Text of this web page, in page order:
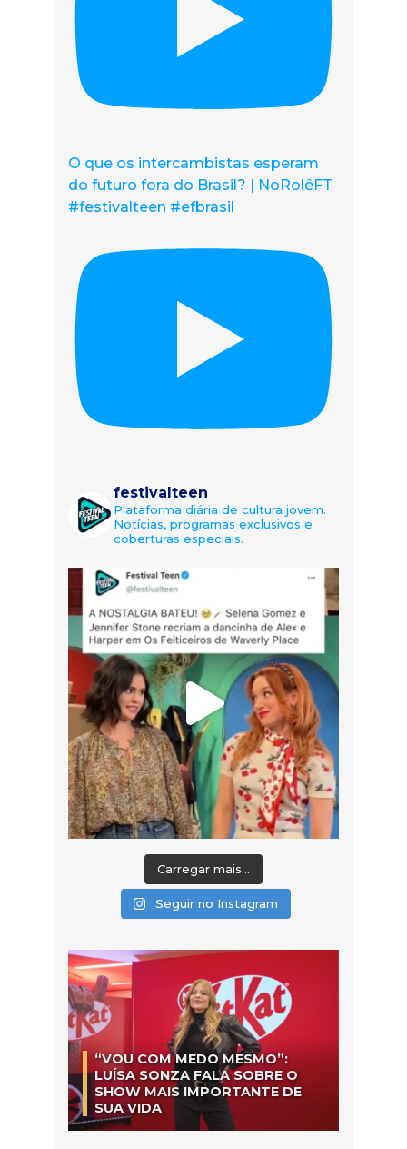
O que os intercambistas esperam
do futuro fora do Brasil? | NoRolêFT
#festivalteen #efbrasil
festivalteen
Plataforma diária de cultura jovem.
Notícias, programas exclusivos e
coberturas especiais.
Carregar mais...
Seguir no Instagram
“VOU COM MEDO MESMO”:
LUÍSA SONZA FALA SOBRE O
SHOW MAIS IMPORTANTE DE
SUA VIDA